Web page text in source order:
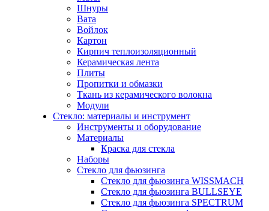
Шнуры
Вата
Войлок
Картон
Кирпич теплоизоляционный
Керамическая лента
Плиты
Пропитки и обмазки
Ткань из керамического волокна
Модули
Стекло: материалы и инструмент
Инструменты и оборудование
Материалы
Краска для стекла
Наборы
Стекло для фьюзинга
Стекло для фьюзинга WISSMACH
Стекло для фьюзинга BULLSEYE
Стекло для фьюзинга SPECTRUM